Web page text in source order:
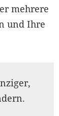
mehrere
und Ihre